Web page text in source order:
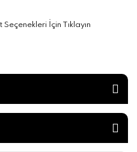
İçin Tıklayın